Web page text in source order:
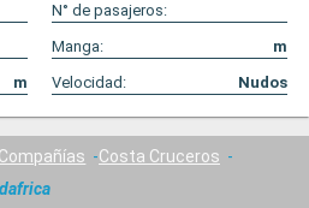
N° de pasajeros:
Manga:
m
m Velocidad: Nudos
Compañías
Costa Cruceros